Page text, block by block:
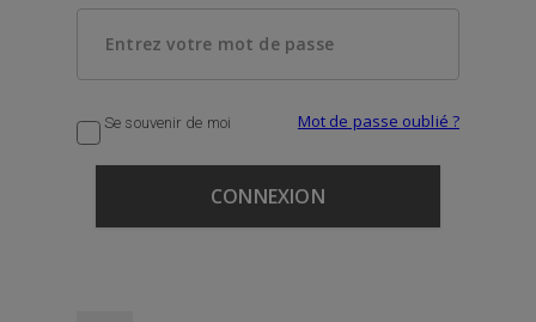
Se souvenir de moi Mot de passe oublié ?